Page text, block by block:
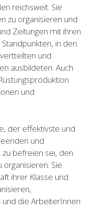
reichsweit. Sie
zu organisieren und
Zeitungen mit ihren
in den
und
ausbildeten. Auch
und
der effektivste und
und
befreien sei, den
Sie
ihrer Klasse und
und die ArbeiterInnen